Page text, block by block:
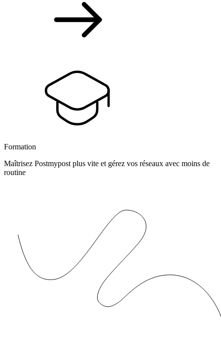
Formation
Maîtrisez Postmypost plus vite et gérez vos réseaux avec moins de
routine